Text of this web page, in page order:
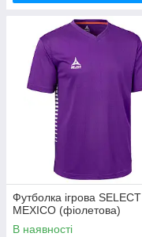
Футболка ігрова SELECT
MEXICO (фіолетова)
В наявності